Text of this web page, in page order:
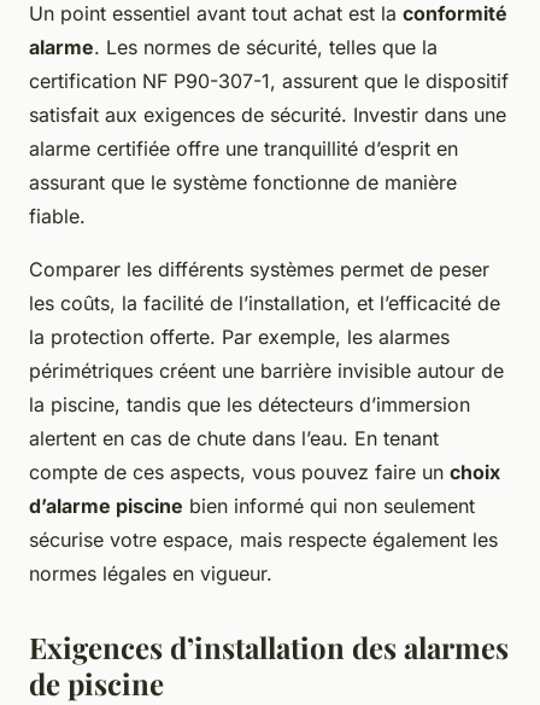
Un point essentiel avant tout achat est la conformité
alarme. Les normes de sécurité, telles que la
certification NF P90-307-1, assurent que le dispositif
satisfait aux exigences de sécurité. Investir dans une
alarme certifiée offre une tranquillité d’esprit en
assurant que le système fonctionne de manière
fiable.
Comparer les différents systèmes permet de peser
les coûts, la facilité de l’installation, et l’efficacité de
la protection offerte. Par exemple, les alarmes
périmétriques créent une barrière invisible autour de
la piscine, tandis que les détecteurs d’immersion
alertent en cas de chute dans l’eau. En tenant
compte de ces aspects, vous pouvez faire un choix
d’alarme piscine bien informé qui non seulement
sécurise votre espace, mais respecte également les
normes légales en vigueur.
Exigences d’installation des alarmes
de piscine